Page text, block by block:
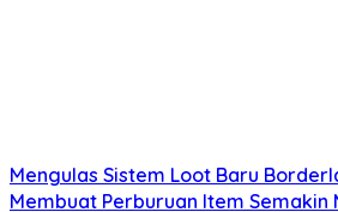
Mengulas Sistem Loot Baru
Membuat Perburuan Item Semakin